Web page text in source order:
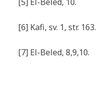
[6] Kafi, sv. 1, str. 163.
[7] El-Beled, 8,9,10.